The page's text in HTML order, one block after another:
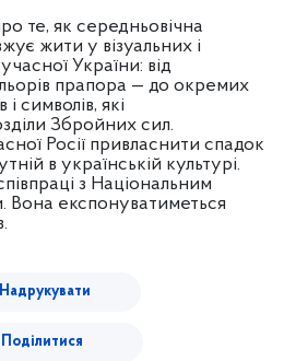
те, як середньовічна
жити у візуальних і
України: від
прапора — до окремих
символів, які
Збройних сил.
Росії привласнити спадок
в українській культурі.
з Національним
Вона експонуватиметься
Надрукувати
Поділитися